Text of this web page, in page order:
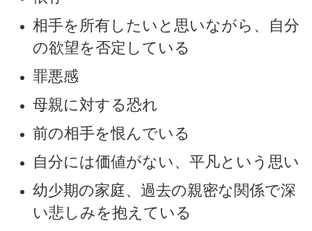
相手を所有したいと思いながら、自分
の欲望を否定している
罪悪感
母親に対する恐れ
前の相手を恨んでいる
自分には価値がない、平凡という思い
幼少期の家庭、過去の親密な関係で深
い悲しみを抱えている